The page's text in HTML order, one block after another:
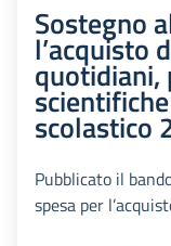
Sostegno
l’acquisto
quotidiani,
scolastico
Pubblicato il
spesa per